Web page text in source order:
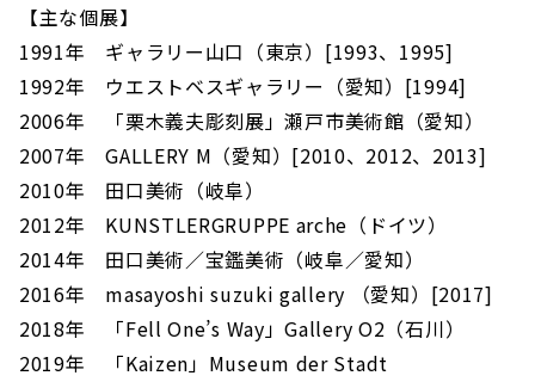
【主な個展】
1991年 ギャラリー山口（東京）[1993、1995]
1992年 ウエストベスギャラリー（愛知）[1994]
2006年 「栗木義夫彫刻展」瀬戸市美術館（愛知）
2007年 GALLERY M（愛知）[2010、2012、2013]
2010年 田口美術（岐阜）
2012年 KUNSTLERGRUPPE arche（ドイツ）
2014年 田口美術／宝鑑美術（岐阜／愛知）
2016年 masayoshi suzuki gallery （愛知）[2017]
2018年 「Fell One’s Way」Gallery O2（石川）
2019年 「Kaizen」Museum der Stadt